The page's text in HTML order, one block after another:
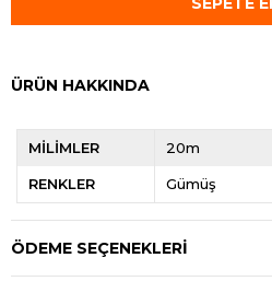
ÜRÜN HAKKINDA
MİLİMLER 20m
RENKLER Gümüş
ÖDEME SEÇENEKLERI